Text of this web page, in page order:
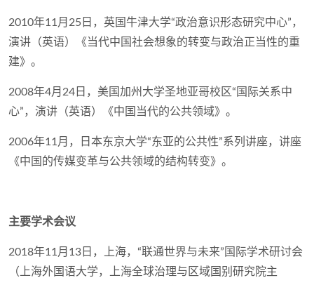
2010年11月25日，英国牛津大学“政治意识形态研究中心”，
演讲（英语）《当代中国社会想象的转变与政治正当性的重
建》。
2008年4月24日，美国加州大学圣地亚哥校区“国际关系中
心”，演讲（英语）《中国当代的公共领域》。
2006年11月，日本东京大学“东亚的公共性”系列讲座，讲座
《中国的传媒变革与公共领域的结构转变》。
主要学术会议
2018年11月13日，上海，“联通世界与未来”国际学术研讨会
（上海外国语大学，上海全球治理与区域国别研究院主